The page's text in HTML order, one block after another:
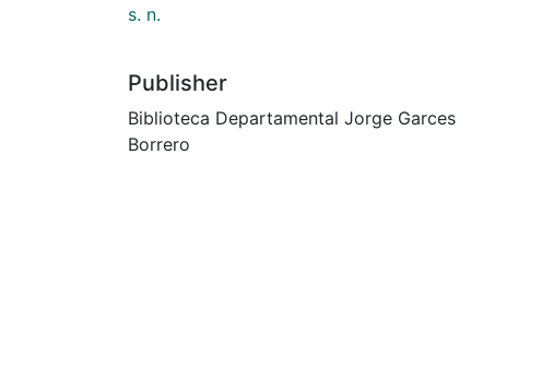
s. n.
Publisher
Biblioteca Departamental Jorge Garces
Borrero